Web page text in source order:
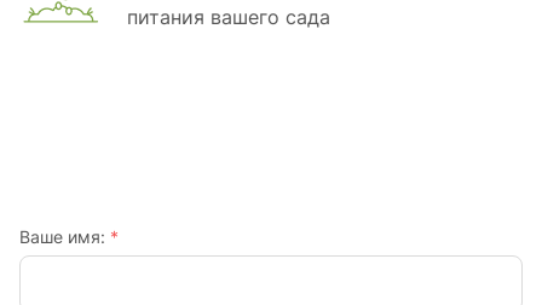
питания вашего сада
Ваше имя: *